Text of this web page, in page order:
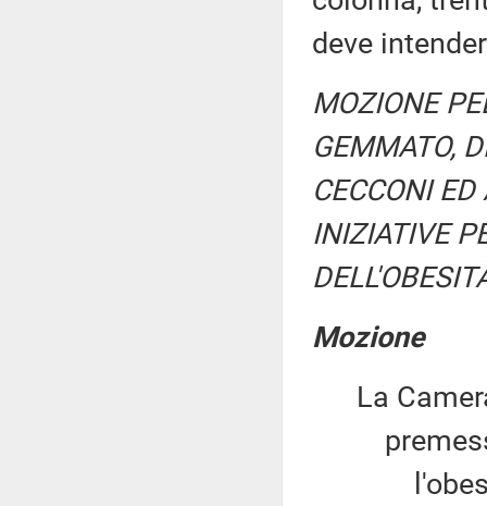
deve
MOZIONE
GEMMATO,
CECCONI
INIZIATIVE
Mozione
La
l'obesità